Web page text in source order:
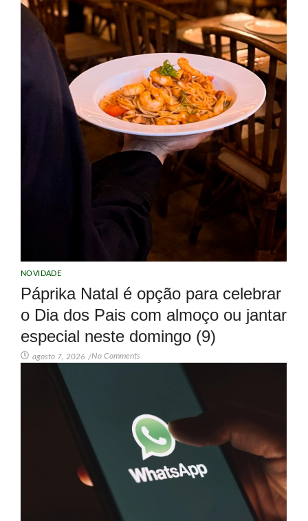
NOVIDADE
Páprika Natal é opção para celebrar
o Dia dos Pais com almoço ou jantar
especial neste domingo (9)
agosto 7, 2026 /No Comments